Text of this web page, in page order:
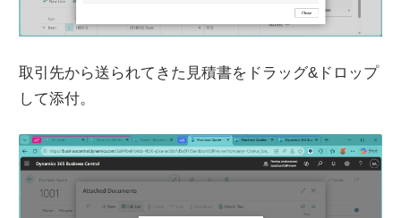
取引先から送られてきた見積書をドラッグ&ドロップ
して添付。